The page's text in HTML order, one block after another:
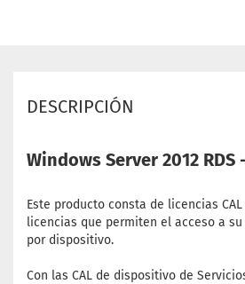
DESCRIPCIÓN
Windows Server 2012 RDS
Este producto consta de licencias
licencias que permiten el acceso a su
por dispositivo.
Con las CAL de dispositivo de